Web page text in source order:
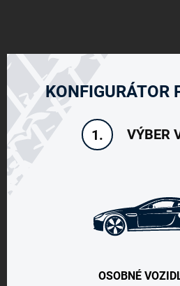
KONFIGURÁTOR
1. VÝBER
OSOBNÉ